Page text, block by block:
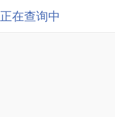
正在查询中